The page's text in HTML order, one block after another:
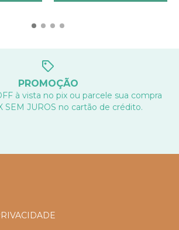
PROMOÇÃO
à vista no pix ou parcele sua compra
SEM JUROS no cartão de crédito.